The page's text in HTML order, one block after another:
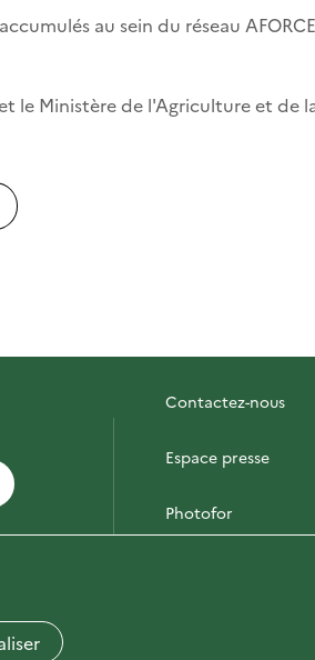
au sein du réseau
le Ministère de l'Agriculture et de
Contactez-nous
Espace presse
Photofor